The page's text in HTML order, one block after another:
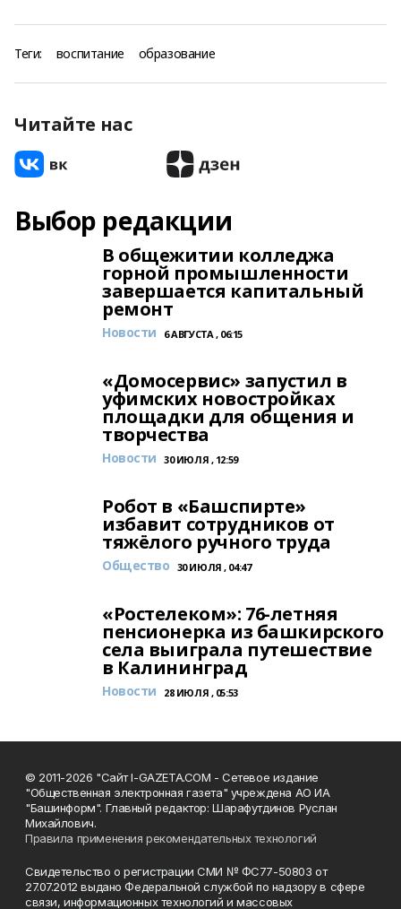
Теги: воспитание образование
Читайте нас
Выбор редакции
В общежитии колледжа
горной промышленности
завершается капитальный
ремонт
Новости 6 АВГУСТА , 06:15
«Домосервис» запустил в
уфимских новостройках
площадки для общения и
творчества
Новости 30 ИЮЛЯ , 12:59
Робот в «Башспирте»
избавит сотрудников от
тяжёлого ручного труда
Общество 30 ИЮЛЯ , 04:47
«Ростелеком»: 76-летняя
пенсионерка из башкирского
села выиграла путешествие
в Калининград
Новости 28 ИЮЛЯ , 05:53
© 2011-2026 "Сайт I-GAZETA.COM - Сетевое издание
"Общественная электронная газета" учреждена АО ИА
"Башинформ". Главный редактор: Шарафутдинов Руслан
Михайлович.
Правила применения рекомендательных технологий
Свидетельство о регистрации СМИ № ФС77-50803 от
27.07.2012 выдано Федеральной службой по надзору в сфере
связи, информационных технологий и массовых